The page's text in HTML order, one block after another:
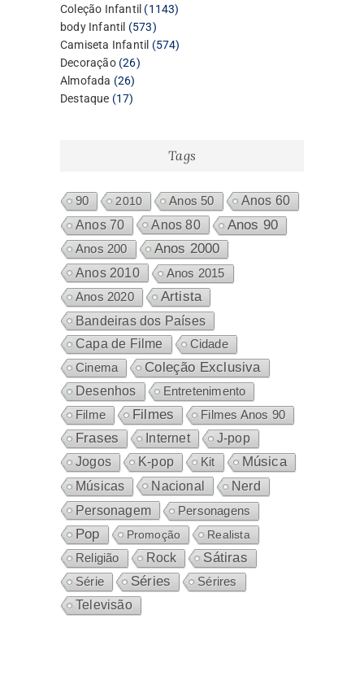
Coleção Infantil 11431143
body Infantil 573573
produtos
Camiseta Infantil 574574
Decoração 2626
Almofada 2626
produtos
Destaque 1717
Tags
90 2010 Anos 50
Anos 60
Anos 70
Anos 80 Anos 90
Anos 200 Anos 2000
Anos 2010 Anos 2015
Anos 2020 Artista
Bandeiras dos Países
Capa de Filme
Cidade
Cinema
Coleção Exclusiva
Desenhos
Entretenimento
Filme
Filmes Filmes Anos 90
Frases Internet
J-pop
Jogos
K-pop Kit Música
Músicas Nacional Nerd
Personagem Personagens
Pop Promoção
Realista
Religião
Rock Sátiras
Série Séries
Sérires
Televisão